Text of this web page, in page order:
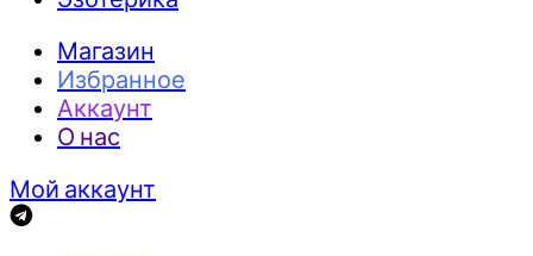
Магазин
Избранное
Аккаунт
О нас
Мой аккаунт